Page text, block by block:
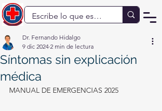
Síntomas sin explicación
médica
Dr. Fernando Hidalgo
9 dic 2024 2 min de lectura
MANUAL DE EMERGENCIAS 2025